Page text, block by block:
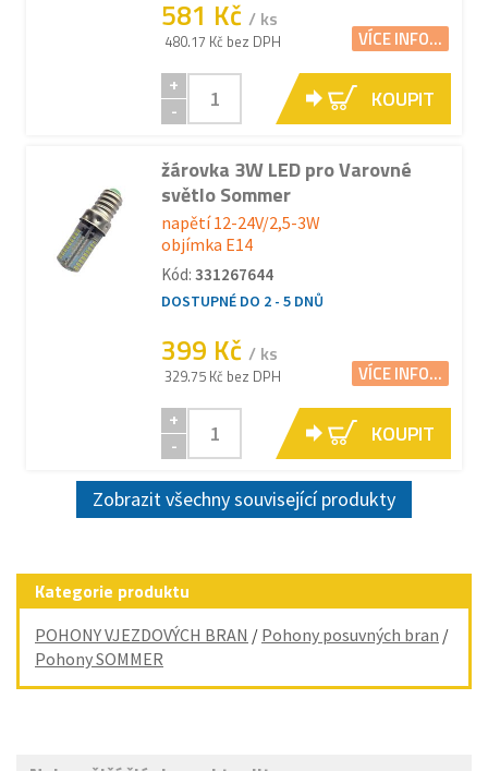
581 Kč / ks
480.17 Kč bez DPH VÍCE INFO...
+
-
KOUPIT
žárovka 3W LED pro Varovné
světlo Sommer
napětí 12-24V/2,5-3W
objímka E14
Kód: 331267644
DOSTUPNÉ DO 2 - 5 DNŮ
399 Kč / ks
329.75 Kč bez DPH VÍCE INFO...
+
-
KOUPIT
Zobrazit všechny související produkty
Kategorie produktu
POHONY VJEZDOVÝCH BRAN / Pohony posuvných bran /
Pohony SOMMER